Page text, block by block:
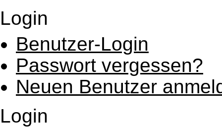
Login
Benutzer-Login
Passwort vergessen?
Neuen Benutzer
Login